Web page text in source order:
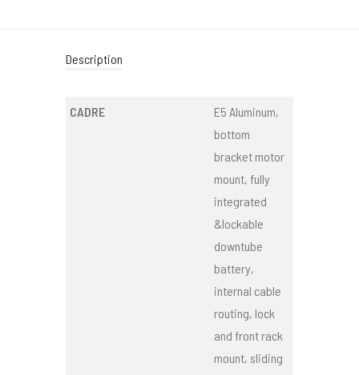
Description
CADRE
E5 Aluminum,
bottom
bracket motor
mount, fully
integrated
&lockable
downtube
battery,
internal cable
routing, lock
and front rack
mount, sliding